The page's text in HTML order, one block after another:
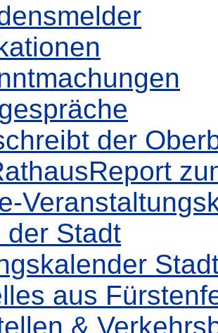
der
der Stadt
aus
&